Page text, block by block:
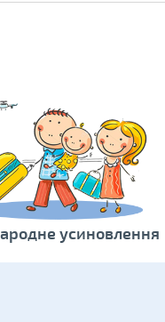
усиновлення